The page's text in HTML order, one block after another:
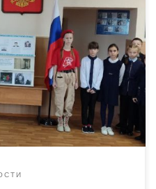
внутренних дел России,
обязанностей состоялся
районе . Служба в